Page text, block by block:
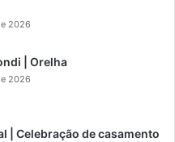
2026
| Orelha
2026
| Celebração de casamento